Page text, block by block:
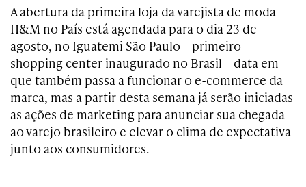
A abertura da primeira loja da varejista de moda
H&M no País está agendada para o dia 23 de
agosto, no Iguatemi São Paulo – primeiro
shopping center inaugurado no Brasil – data em
que também passa a funcionar o e-commerce da
marca, mas a partir desta semana já serão iniciadas
as ações de marketing para anunciar sua chegada
ao varejo brasileiro e elevar o clima de expectativa
junto aos consumidores.